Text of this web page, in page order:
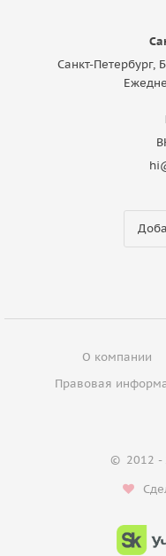
Санкт-Петербург,
О компании
Правовая
© 2012 -